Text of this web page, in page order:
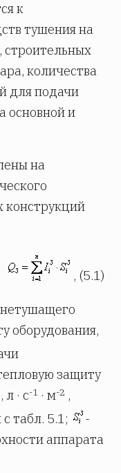
к
тушения на
строительных
количества
для подачи
основной и
на
конструкций
, (5.1)
оборудования,
защиту
· с-1 · м-2 ,
табл. 5.1;
-
аппарата